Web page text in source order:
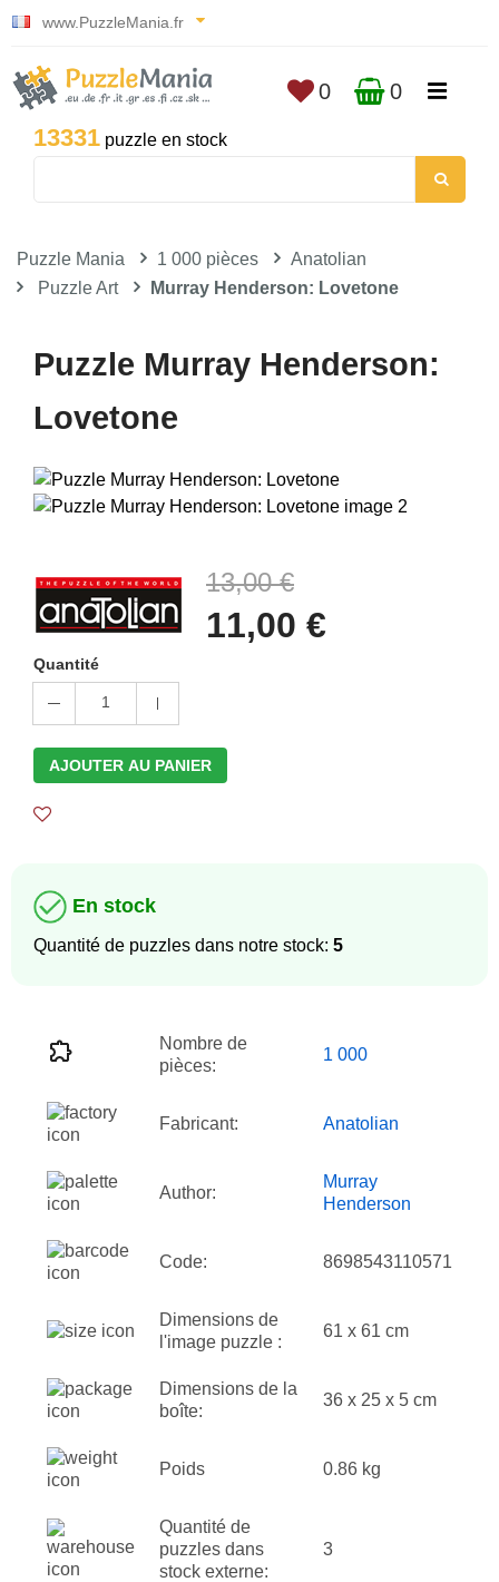
www.PuzzleMania.fr
13331 puzzle en stock
0 0
Puzzle Mania 1 000 pièces
Anatolian
Puzzle Art
Murray Henderson: Lovetone
Puzzle Murray Henderson:
Lovetone
13,00 €
11,00 €
Quantité
1
AJOUTER AU PANIER
En stock
Quantité de puzzles dans notre stock: 5
Nombre de
pièces:
1 000
Fabricant: Anatolian
Author:
Murray
Henderson
Code: 8698543110571
Dimensions de
l'image puzzle :
61 x 61 cm
Dimensions de la
boîte:
36 x 25 x 5 cm
Poids 0.86 kg
Quantité de
puzzles dans
stock externe:
3